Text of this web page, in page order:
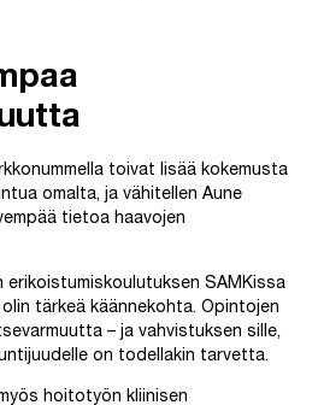
toivat lisää kokemusta
omalta, ja vähitellen Aune
tietoa haavojen
SAMKissa
tärkeä käännekohta. Opintojen
– ja vahvistuksen sille,
on todellakin tarvetta.
hoitotyön kliinisen